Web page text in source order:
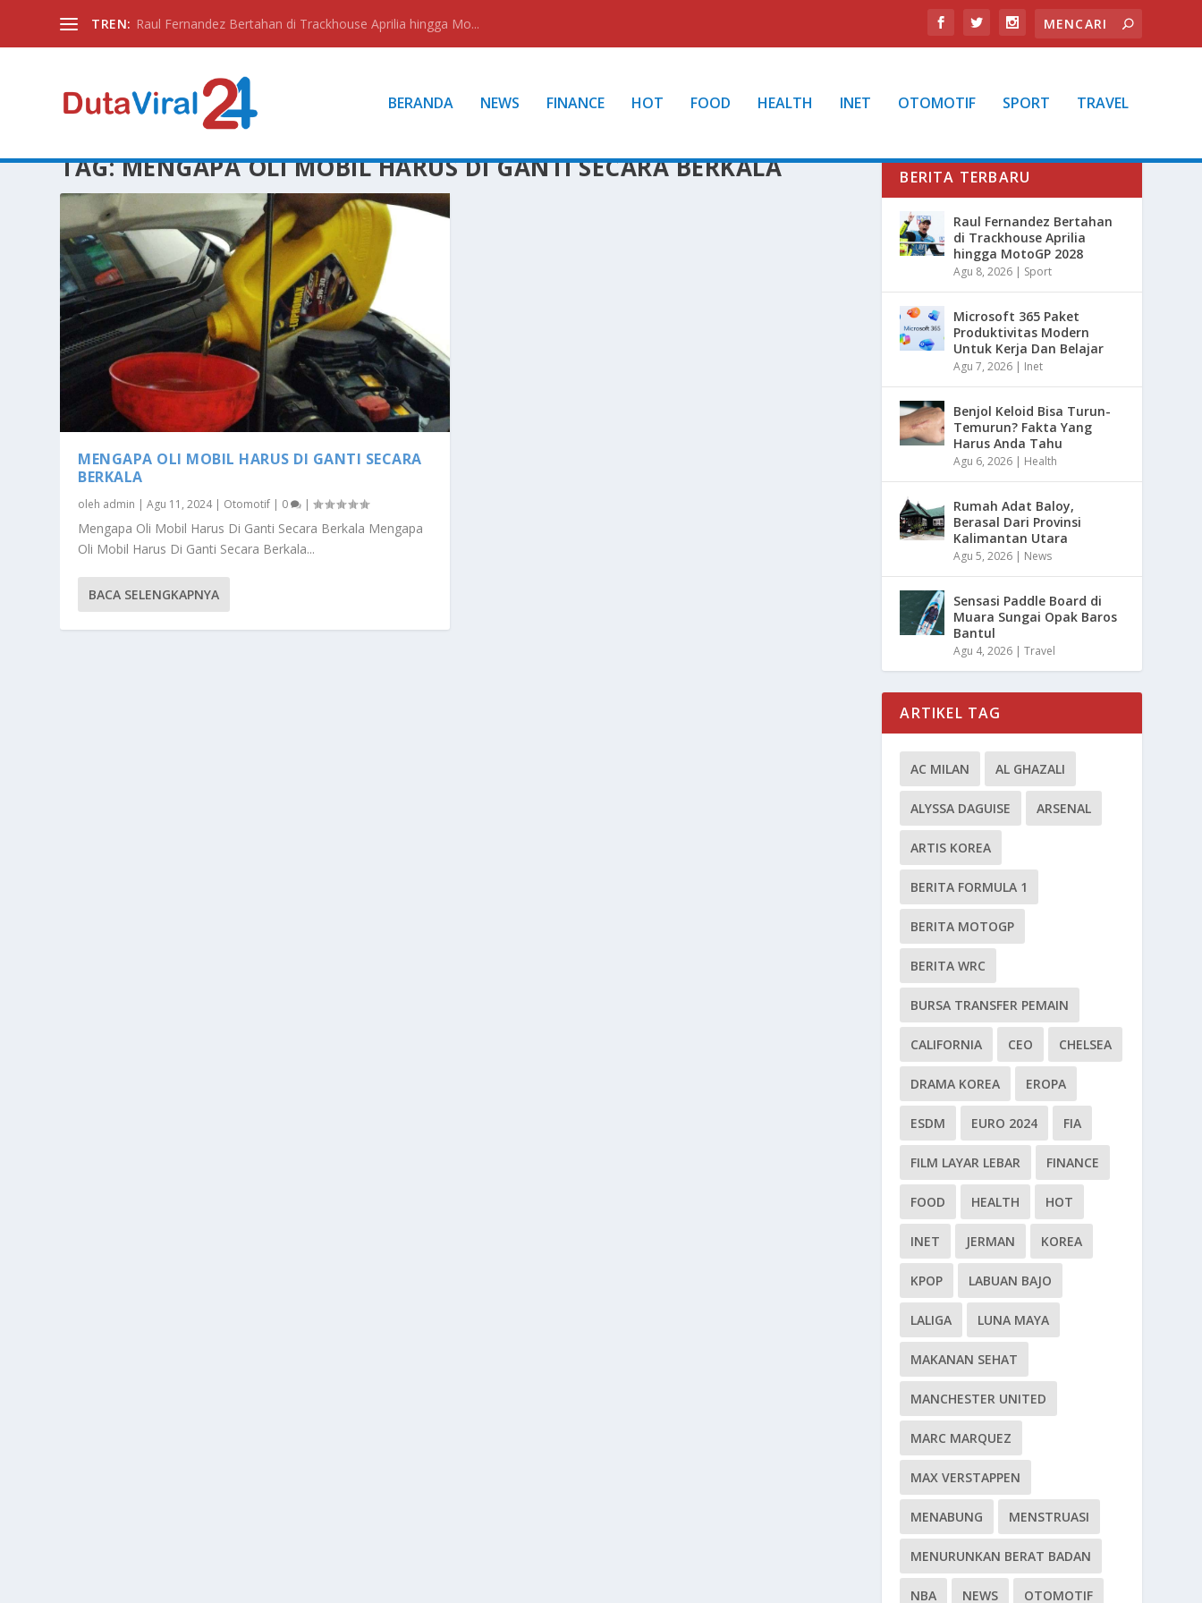
TREN: Raul Fernandez Bertahan di Trackhouse Aprilia hingga Mo...
BERANDA NEWS FINANCE HOT FOOD HEALTH INET OTOMOTIF SPORT TRAVEL
TAG:MENGAPA OLI MOBIL HARUS DI GANTI SECARA BERKALA
MENGAPA OLI MOBIL HARUS DI GANTI SECARA
BERKALA
oleh admin |Agu 11, 2024| Otomotif 0 |
Mengapa Oli Mobil Harus Di Ganti Secara Berkala Mengapa
Oli Mobil Harus Di Ganti Secara Berkala...
BACA SELENGKAPNYA
BERITA TERBARU
Raul Fernandez Bertahan
di Trackhouse Aprilia
hingga MotoGP 2028
Agu 8, 2026 | Sport
Microsoft 365 Paket
Produktivitas Modern
Untuk Kerja Dan Belajar
Agu 7, 2026 | Inet
Benjol Keloid Bisa Turun-
Temurun? Fakta Yang
Harus Anda Tahu
Agu 6, 2026 | Health
Rumah Adat Baloy,
Berasal Dari Provinsi
Kalimantan Utara
Agu 5, 2026 | News
Sensasi Paddle Board di
Muara Sungai Opak Baros
Bantul
Agu 4, 2026 |Travel
ARTIKEL TAG
AC MILAN AL GHAZALI
ALYSSA DAGUISE ARSENAL
ARTIS KOREA
BERITA FORMULA 1
BERITA MOTOGP
BERITA WRC
BURSA TRANSFER PEMAIN
CALIFORNIA CEO CHELSEA
DRAMA KOREA EROPA
ESDM EURO 2024 FIA
FILM LAYAR LEBAR FINANCE
FOOD HEALTH HOT
INET JERMAN KOREA
KPOP LABUAN BAJO
LALIGA LUNA MAYA
MAKANAN SEHAT
MANCHESTER UNITED
MARC MARQUEZ
MAX VERSTAPPEN
MENABUNG MENSTRUASI
MENURUNKAN BERAT BADAN
NBA NEWS OTOMOTIF